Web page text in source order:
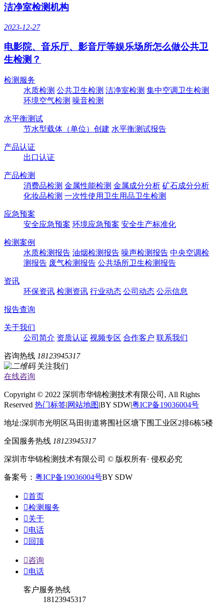
洁净室检测机构
2023-12-27
电影院、音乐厅、影音厅等娱乐场所怎么做公共卫
生检测？
检测服务
水质检测 公共卫生检测 洁净室检测 集中空调卫生检测
环境空气检测 噪音检测
水平衡测试
节水型载体（单位）创建 水平衡测试报告
产品认证
出口认证
产品检测
消费品检测 金属性能检测 金属成分分析 矿石成分分析
化妆品检测 一次性使用卫生用品卫生检测
应急预案
安全应急预案 环境应急预案 安全生产标准化
检测案例
水质检测报告 油烟检测报告 噪声检测报告 中央空调检
测报告 废气检测报告 公共场所卫生检测报告
资讯
环保资讯 检测资讯 行业动态 公司动态 公示信息
报告查询
关于我们
公司简介 资质认证 视频专区 合作客户 联系我们
咨询热线 18123945317
关注我们
在线咨询
Copyright © 2022 深圳市华锦检测技术有限公司, All Rights
Reserved 热门标签|网站地图|BY SDW|粤ICP备19036004号
地址:深圳市光明区马田街道将围社区塘下围工业区2排6栋5楼
全国服务热线 18123945317
深圳市华锦检测技术有限公司 © 版权所有· 侵权必究
备案号： 粤ICP备19036004号BY SDW
首页
检测服务
关于
电话
 回顶
咨询
电话
客户服务热线
18123945317